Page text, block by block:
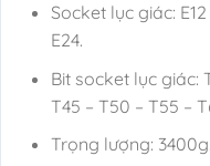
Socket lục giác: E12
E24.
Bit socket lục giác:
T45 – T50 – T55 –
Trọng lượng: 3400g.